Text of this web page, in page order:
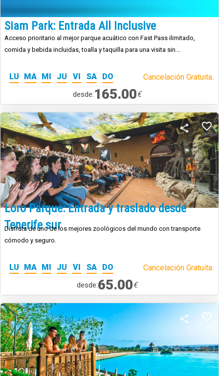
Siam Park: Entrada All Inclusive
Acceso prioritario al mejor parque acuático con Fast Pass ilimitado,
comida y bebida incluidas, toalla y taquilla para una visita sin
LU MA MI JU VI SA DO Cancelación Gratuita.
desde:165.00€
Loro Parque: Entrada y traslado desde
Tenerife sur
Disfruta de uno de los mejores zoológicos del mundo con transporte
cómodo y seguro.
LU MA MI JU VI SA DO Cancelación Gratuita.
desde:65.00€